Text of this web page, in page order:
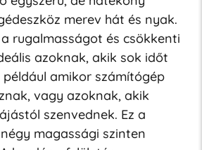
merev hát és nyak.
rugalmasságot és csökkenti
azoknak, akik sok időt
amikor számítógép
vagy azoknak, akik
szenvednek. Ez a
magassági szinten